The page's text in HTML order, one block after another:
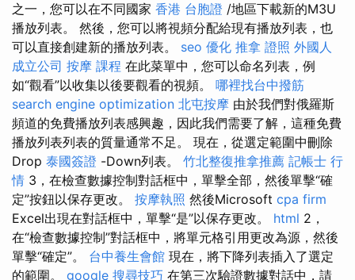
之一，您可以在不同國家 香港 台胞證 /地區下載新的M3U
播放列表。 然後，您可以將視頻分配給現有播放列表，也
可以直接創建新的播放列表。 seo 優化 推拿 證照 外國人
成立公司 按摩 課程 在此菜單中，您可以命名列表，例
如“觀看”以收集以後要觀看的視頻。 哪裡找台中撥筋
search engine optimization 北屯按摩 由於我們對俄羅斯
頻道的免費播放列表感興趣，因此我們需要了解，這種免費
播放列表列表的質量通常不足。 現在，從選定範圍中刪除
Drop 泰國簽證 -Down列表。 竹北整復推拿推薦 記帳士 行
情 3，在檢查數據控制對話框中，單擊全部，然後單擊“確
定”按鈕以保存更改。 按摩執照 然後Microsoft cpa firm
Excel出現在對話框中，單擊“是”以保存更改。 html 2，
在“檢查數據控制”對話框中，將單元格引用更改為源，然後
單擊“確定”。 台中養生會館 現在，將下降列表插入了選定
的範圍。 google 搜尋技巧 在第三次驗證數據對話中，請